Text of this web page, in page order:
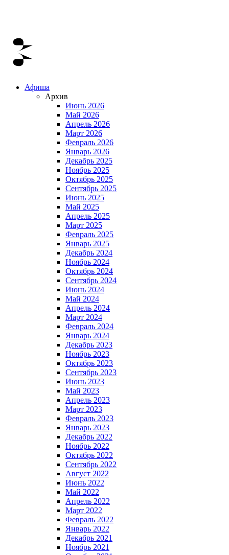
Афиша
Архив
Июнь 2026
Май 2026
Апрель 2026
Март 2026
Февраль 2026
Январь 2026
Декабрь 2025
Ноябрь 2025
Октябрь 2025
Сентябрь 2025
Июнь 2025
Май 2025
Апрель 2025
Март 2025
Февраль 2025
Январь 2025
Декабрь 2024
Ноябрь 2024
Октябрь 2024
Сентябрь 2024
Июнь 2024
Май 2024
Апрель 2024
Март 2024
Февраль 2024
Январь 2024
Декабрь 2023
Ноябрь 2023
Октябрь 2023
Сентябрь 2023
Июнь 2023
Май 2023
Апрель 2023
Март 2023
Февраль 2023
Январь 2023
Декабрь 2022
Ноябрь 2022
Октябрь 2022
Сентябрь 2022
Август 2022
Июнь 2022
Май 2022
Апрель 2022
Март 2022
Февраль 2022
Январь 2022
Декабрь 2021
Ноябрь 2021